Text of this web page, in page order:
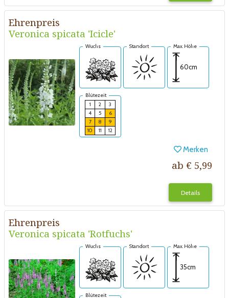
Ehrenpreis
Veronica spicata 'Icicle'
Wuchs Standort Max. Höhe
60cm
Blütezeit
1
2
3
4
5
6
7
8
9
10
11 12
Merken
ab € 5,99
Details
Ehrenpreis
Veronica spicata 'Rotfuchs'
Wuchs Standort Max. Höhe
35cm
Blütezeit